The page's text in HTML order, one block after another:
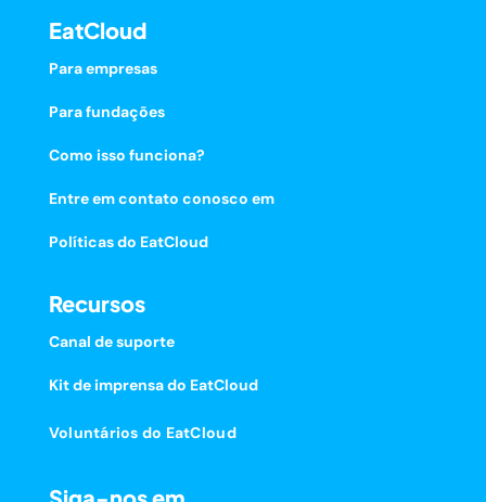
EatCloud
Para empresas
Para fundações
Como isso funciona?
Entre em contato conosco em
Políticas do EatCloud
Recursos
Canal de suporte
Kit de imprensa do EatCloud
Voluntários do EatCloud